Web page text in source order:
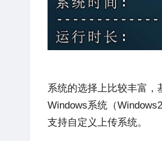
系统的选择上比较丰富，
Windows系统（
支持自定义上传系统。